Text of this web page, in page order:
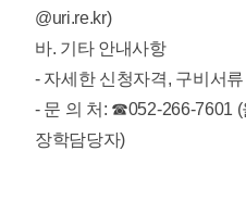
@uri.re.kr)
바. 기타 안내사항
- 자세한 신청자격, 구비서
- 문 의 처: ☎052-266-7601
장학담당자)